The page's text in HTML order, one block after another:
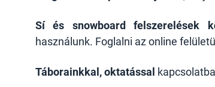
Sí és snowboard felszerelések
használunk. Foglalni az online
Táborainkkal, oktatással